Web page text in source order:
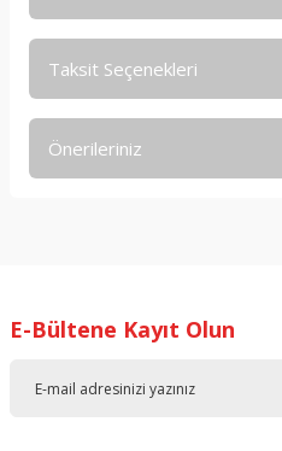
Taksit Seçenekleri
Önerileriniz
Ürün resmi kalitesiz, bozuk veya
E-Bültene Kayıt Olun